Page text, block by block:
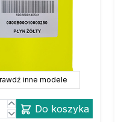
inne modele
Do koszyka